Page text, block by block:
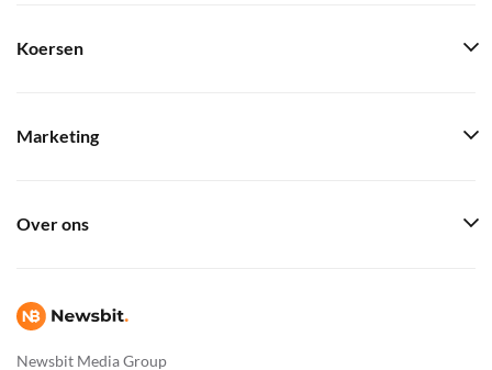
Newsbit Media Group
Koersen
Marketing
Over ons